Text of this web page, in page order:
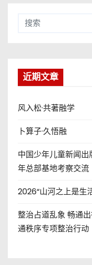
近期文章
风入松·共著融学
卜算子·久悟融
中国少年儿童新闻
年总部基地考察交流
2026“山河之上是生
整治占道乱象 畅通
通秩序专项整治行动